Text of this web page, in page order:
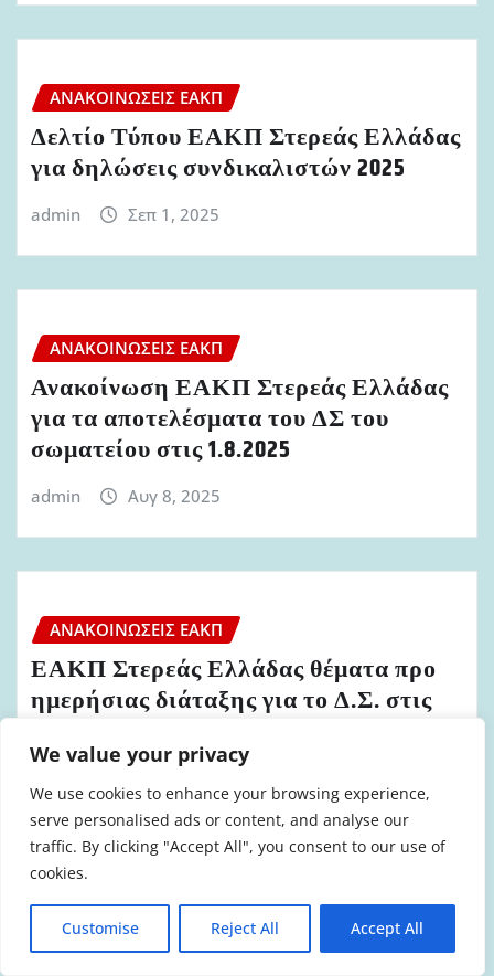
We value your privacy
We use cookies to enhance your browsing experience,
serve personalised ads or content, and analyse our
traffic. By clicking "Accept All", you consent to our use of
cookies.
Customise Reject All Accept All
ΑΝΑΚΟΙΝΏΣΕΙΣ ΕΑΚΠ
Δελτίο Τύπου ΕΑΚΠ Στερεάς Ελλάδας
για δηλώσεις συνδικαλιστών 2025
admin Σεπ 1, 2025
ΑΝΑΚΟΙΝΏΣΕΙΣ ΕΑΚΠ
Ανακοίνωση ΕΑΚΠ Στερεάς Ελλάδας
για τα αποτελέσματα του ΔΣ του
σωματείου στις 1.8.2025
admin Αυγ 8, 2025
ΑΝΑΚΟΙΝΏΣΕΙΣ ΕΑΚΠ
ΕΑΚΠ Στερεάς Ελλάδας θέματα προ
ημερήσιας διάταξης για το Δ.Σ. στις
ΑΝΑΚΟΙΝΏΣΕΙΣ ΕΑΚΠ
Δελτίο Τύπου ΕΑΚΠ Στερεάς Ελλάδας